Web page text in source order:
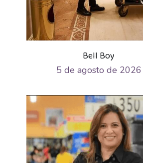
Bell Boy
5 de agosto de 2026